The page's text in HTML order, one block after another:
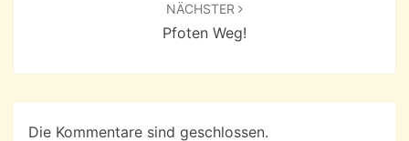
NÄCHSTER
Pfoten Weg!
Die Kommentare sind geschlossen.